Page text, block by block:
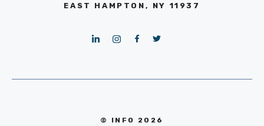
EAST HAMPTON, NY 11937
© INFO 2026